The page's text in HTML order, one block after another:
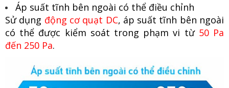
Áp suất tĩnh bên ngoài có thể điều chỉnh
Sử dụng động cơ quạt DC, áp suất tĩnh bên ngoài
có thể được kiểm soát trong phạm vi từ 50 Pa
đến 250 Pa.